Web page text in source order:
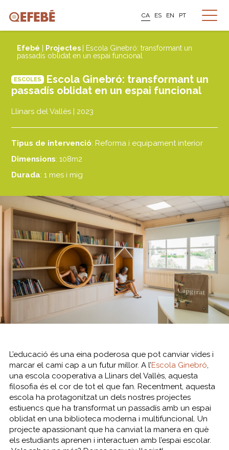
CA ES EN PT
Efebé Projectes
| Escola Ginebró: transformant un
passadís oblidat en un espai funcional
ESCOLES
Escola Ginebró: transformant un
passadís oblidat en un espai funcional
Llinars del Vallès | 2023
Tipus de intervenció: Reforma i equipament interior
Dimensions: 108m2
Durada: 1 mes i mig
L’educació és una eina poderosa que pot canviar vides i
marcar el camí cap a un futur millor. A l’Escola Ginebró,
una escola cooperativa a Llinars del Vallès, aquesta
filosofia és el cor de tot el que fan. Recentment, aquesta
escola ha protagonitzat un dels nostres projectes
estiuencs que ha transformat un passadís amb un espai
oblidat en una biblioteca moderna i multifuncional. Un
projecte apassionant que ha canviat la manera en què
els estudiants aprenen i interactuen amb l’espai escolar.